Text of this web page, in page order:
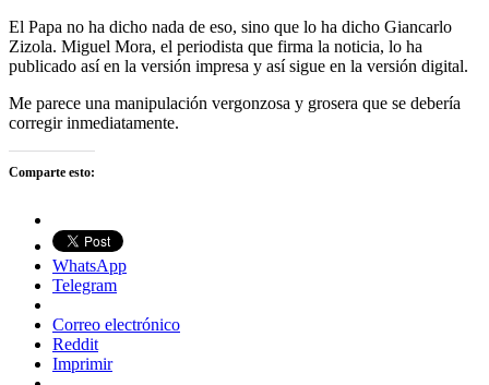
El Papa no ha dicho nada de eso, sino que lo ha dicho Giancarlo
Zizola. Miguel Mora, el periodista que firma la noticia, lo ha
publicado así en la versión impresa y así sigue en la versión digital.
Me parece una manipulación vergonzosa y grosera que se debería
corregir inmediatamente.
Comparte esto:
WhatsApp
Telegram
Correo electrónico
Reddit
Imprimir